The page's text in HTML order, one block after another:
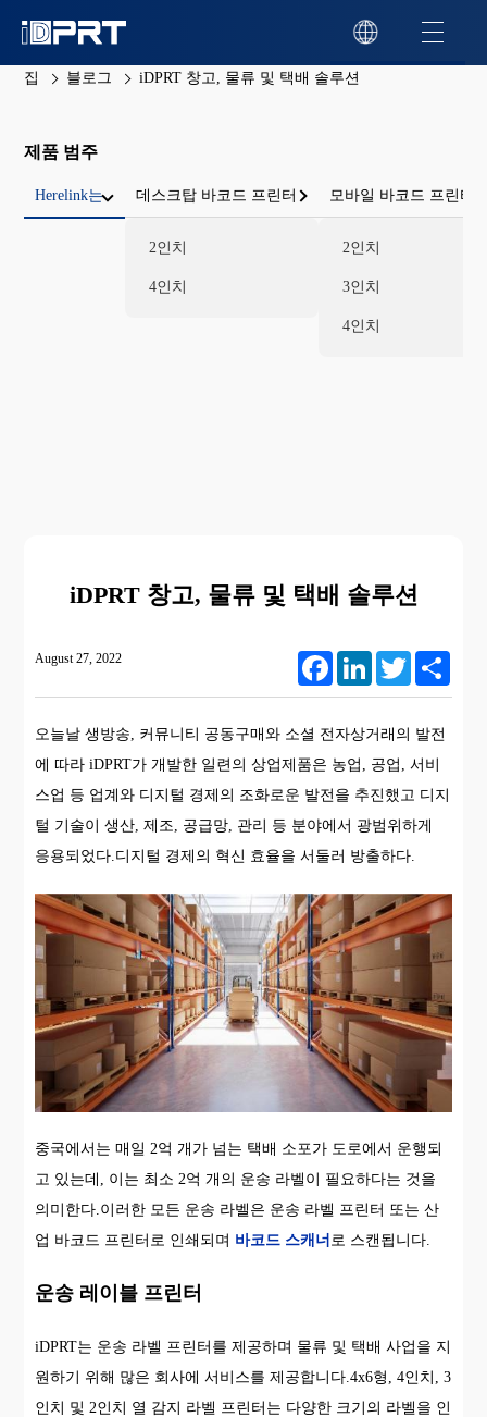
집 블로그 iDPRT 창고, 물류 및 택배 솔루션
제품 범주
Herelink는 데스크탑 바코드 프린터
2인치
4인치
모바일 바코드 프린터
2인치
3인치
4인치
iDPRT 창고, 물류 및 택배 솔루션
August 27, 2022 FacebookLinkedIn Twitter
오늘날 생방송, 커뮤니티 공동구매와 소셜 전자상거래의 발전
에 따라 iDPRT가 개발한 일련의 상업제품은 농업, 공업, 서비
스업 등 업계와 디지털 경제의 조화로운 발전을 추진했고 디지
털 기술이 생산, 제조, 공급망, 관리 등 분야에서 광범위하게
응용되었다.디지털 경제의 혁신 효율을 서둘러 방출하다.
중국에서는 매일 2억 개가 넘는 택배 소포가 도로에서 운행되
고 있는데, 이는 최소 2억 개의 운송 라벨이 필요하다는 것을
의미한다.이러한 모든 운송 라벨은 운송 라벨 프린터 또는 산
업 바코드 프린터로 인쇄되며 바코드 스캐너 로 스캔됩니다.
운송 레이블 프린터
iDPRT는 운송 라벨 프린터를 제공하며 물류 및 택배 사업을 지
원하기 위해 많은 회사에 서비스를 제공합니다.4x6형, 4인치, 3
인치 및 2인치 열 감지 라벨 프린터는 다양한 크기의 라벨을 인